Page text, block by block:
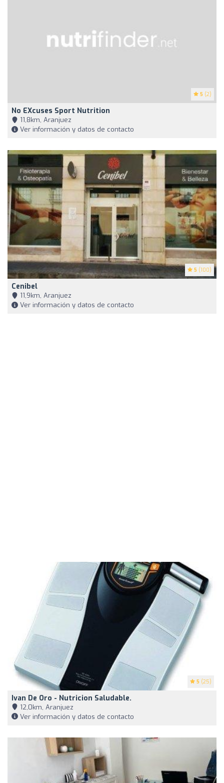
5 (2)
No EXcuses Sport Nutrition
11,8km, Aranjuez
Ver información y datos de contacto
5 (100)
Cenibel
11,9km, Aranjuez
Ver información y datos de contacto
5 (25)
Ivan De Oro - Nutricion Saludable.
12,0km, Aranjuez
Ver información y datos de contacto